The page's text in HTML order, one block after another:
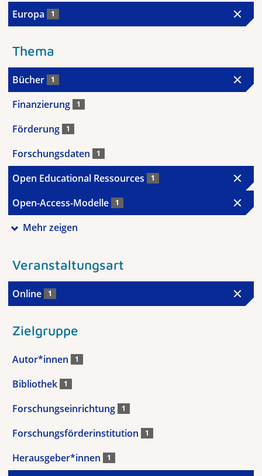
Europa 1
Thema
Bücher 1
Finanzierung 1
Förderung 1
Forschungsdaten 1
Open Educational Ressources 1
Open-Access-Modelle 1
Mehr zeigen
Veranstaltungsart
Online 1
Zielgruppe
Autor*innen 1
Bibliothek 1
Forschungseinrichtung 1
Forschungsförderinstitution 1
Herausgeber*innen 1